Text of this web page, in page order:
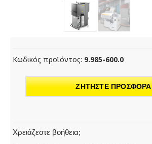
Κωδικός προϊόντος: 9.985-600.0
ΖΗΤΗΣΤΕ ΠΡΟΣΦΟΡΑ
Χρειάζεστε βοήθεια;